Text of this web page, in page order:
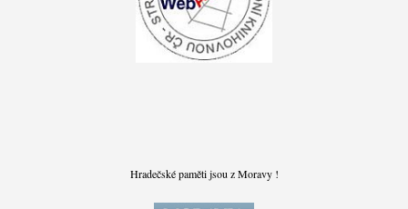
Hradečské paměti jsou z Moravy !